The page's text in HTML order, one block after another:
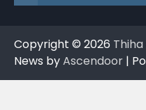
Copyright © 2026
News byAscendoor |